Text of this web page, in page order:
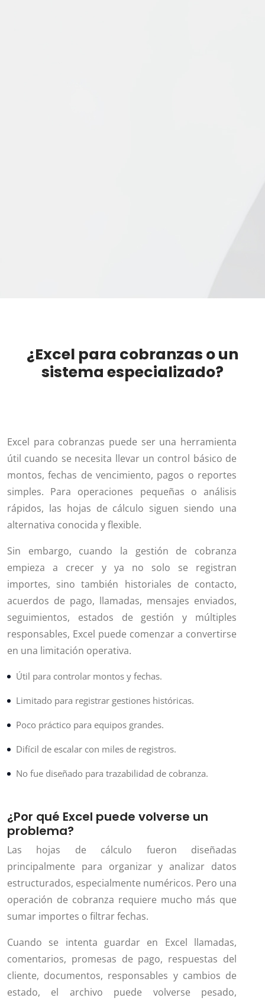
¿Excel para cobranzas o un
sistema especializado?
Excel para cobranzas puede ser una herramienta
útil cuando se necesita llevar un control básico de
montos, fechas de vencimiento, pagos o reportes
simples. Para operaciones pequeñas o análisis
rápidos, las hojas de cálculo siguen siendo una
alternativa conocida y flexible.
Sin embargo, cuando la gestión de cobranza
empieza a crecer y ya no solo se registran
importes, sino también historiales de contacto,
acuerdos de pago, llamadas, mensajes enviados,
seguimientos, estados de gestión y múltiples
responsables, Excel puede comenzar a convertirse
en una limitación operativa.
Útil para controlar montos y fechas.
Limitado para registrar gestiones históricas.
Poco práctico para equipos grandes.
Difícil de escalar con miles de registros.
No fue diseñado para trazabilidad de cobranza.
¿Por qué Excel puede volverse un
problema?
Las hojas de cálculo fueron diseñadas
principalmente para organizar y analizar datos
estructurados, especialmente numéricos. Pero una
operación de cobranza requiere mucho más que
sumar importes o filtrar fechas.
Cuando se intenta guardar en Excel llamadas,
comentarios, promesas de pago, respuestas del
cliente, documentos, responsables y cambios de
estado, el archivo puede volverse pesado,